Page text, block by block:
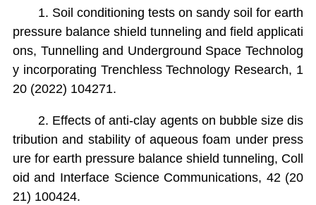
1. Soil conditioning tests on sandy soil for earth
pressure balance shield tunneling and field applicati
ons, Tunnelling and Underground Space Technolog
y incorporating Trenchless Technology Research, 1
20 (2022) 104271.
2. Effects of anti-clay agents on bubble size dis
tribution and stability of aqueous foam under press
ure for earth pressure balance shield tunneling, Coll
oid and Interface Science Communications, 42 (20
21) 100424.